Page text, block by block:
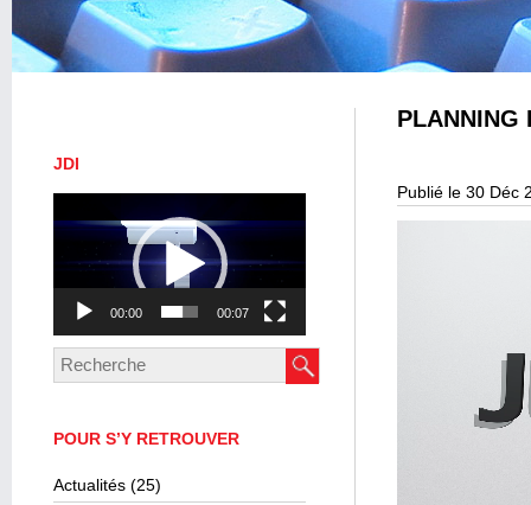
JDI
vidéo
00:00 00:07
POUR S’Y RETROUVER
Actualités (25)
PLANNING
Publié le 30 Déc